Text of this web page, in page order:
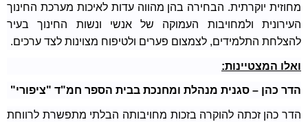
מחוזית יוקרתית. הבחירה בהן מהווה עדות לאיכות מערכת החינוך
העירונית ולמחויבות העמוקה של אנשי ונשות החינוך בעיר
להצלחת התלמידים, לצמצום פערים ולטיפוח מצוינות לצד ערכים.
ואלו המצטיינות:
הדר כהן – סגנית מנהלת ומחנכת בבית הספר חמ"ד "ציפורי"
הדר כהן זכתה להוקרה בזכות מחויבותה הבלתי מתפשרת לרווחת